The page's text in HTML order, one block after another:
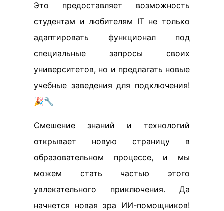
Это предоставляет возможность
студентам и любителям IT не только
адаптировать функционал под
специальные запросы своих
университетов, но и предлагать новые
учебные заведения для подключения!
🎉🔧
Смешение знаний и технологий
открывает новую страницу в
образовательном процессе, и мы
можем стать частью этого
увлекательного приключения. Да
начнется новая эра ИИ-помощников!